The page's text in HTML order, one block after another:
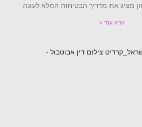
מציג את מדריך הבטיחות המלא לעונה
קרא עוד »